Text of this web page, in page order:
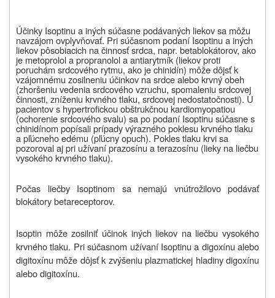
Účinky Isoptinu a iných súčasne podávaných liekov sa môžu
navzájom ovplyvňovať. Pri súčasnom podaní Isoptinu a iných
liekov pôsobiacich na činnosť srdca, napr. betablokátorov, ako
je metoprolol a propranolol a antiarytmík (liekov proti
poruchám srdcového rytmu, ako je chinidín) môže dôjsť k
vzájomnému zosilneniu účinkov na srdce alebo krvný obeh
(zhoršeniu vedenia srdcového vzruchu, spomaleniu srdcovej
činnosti, zníženiu krvného tlaku, srdcovej nedostatočnosti). U
pacientov s hypertrofickou obštrukčnou kardiomyopatiou
(ochorenie srdcového svalu) sa po podaní Isoptinu súčasne s
chinidínom popísali prípady výrazného poklesu krvného tlaku
a pľúcneho edému (pľúcny opuch). Pokles tlaku krvi sa
pozoroval aj pri užívaní prazosínu a terazosínu (lieky na liečbu
vysokého krvného tlaku).
Počas liečby Isoptinom sa nemajú vnútrožilovo podávať
blokátory betareceptorov.
Isoptin môže zosilniť účinok iných liekov na liečbu vysokého
krvného tlaku. Pri súčasnom užívaní Isoptinu a digoxínu alebo
digitoxínu môže dôjsť k zvýšeniu plazmatickej hladiny digoxínu
alebo digitoxínu.